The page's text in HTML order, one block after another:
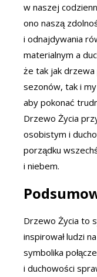
w naszej
ono naszą
i odnajdywania
materialnym a
że tak jak
sezonów, tak i
aby pokonać
Drzewo Życia
osobistym i
porządku
i niebem.
Drzewo Życia to
inspirował ludzi
symbolika
i duchowości